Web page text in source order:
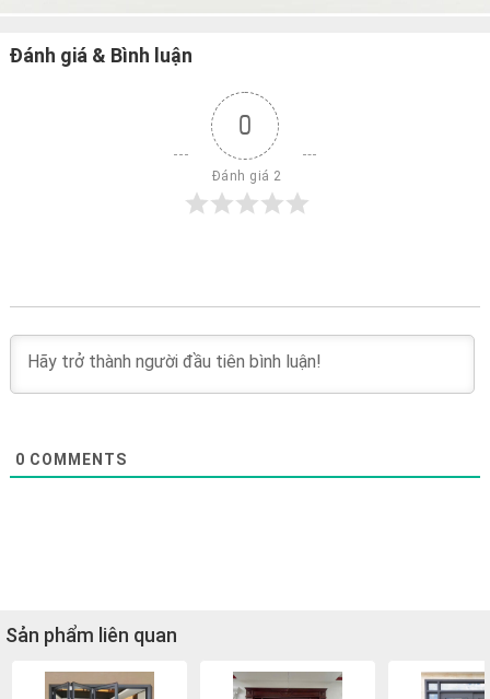
Đánh giá & Bình luận
0
Đánh giá 2
0 COMMENTS
Sản phẩm liên quan